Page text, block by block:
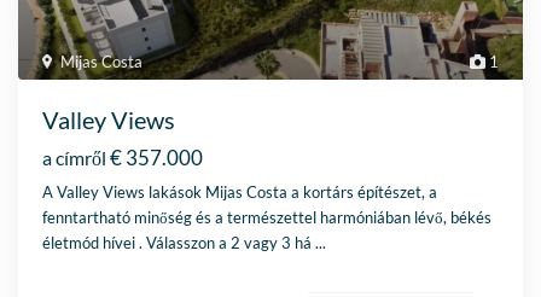
1
Mijas Costa
Valley Views
a címről € 357.000
A Valley Views lakások Mijas Costa a kortárs építészet, a
fenntartható minőség és a természettel harmóniában lévő, békés
életmód hívei . Válasszon a 2 vagy 3 há...